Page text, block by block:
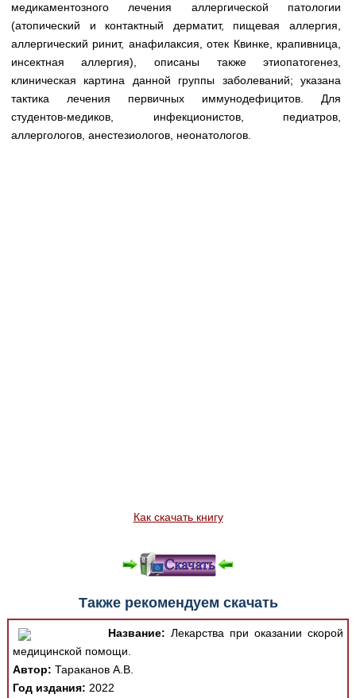
медикаментозного лечения аллергической патологии
(атопический и контактный дерматит, пищевая аллергия,
аллергический ринит, анафилаксия, отек Квинке, крапивница,
инсектная аллергия), описаны также этиопатогенез,
клиническая картина данной группы заболеваний; указана
тактика лечения первичных иммунодефицитов. Для
студентов-медиков, инфекционистов, педиатров,
аллергологов, анестезиологов, неонатологов.
Как скачать книгу
Также рекомендуем скачать
Название: Лекарства при оказании скорой
медицинской помощи.
Автор: Тараканов А.В.
Год издания: 2022